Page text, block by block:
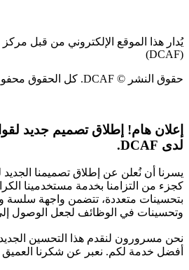
يُدار هذا الموقع الإلكتروني من قبل
(DCAF)
حقوق النشر © DCAF. كل الحقوق محفوظة.
إعلان هام! إطلاق تصميم جديد
لدى DCAF.
يسرنا أن نُعلن عن إطلاق تصميمنا الجديد
كجزء من التزامنا بخدمة مستخدمينا
بتحسينات متعددة، تتضمن واجهة سلسة
وتحسينات في الوظائف لجعل الوصول
نحن مسرورون لنقدم هذا التحسين الجديد،
أفضل خدمة لكم. نعبر عن شكرنا العميق